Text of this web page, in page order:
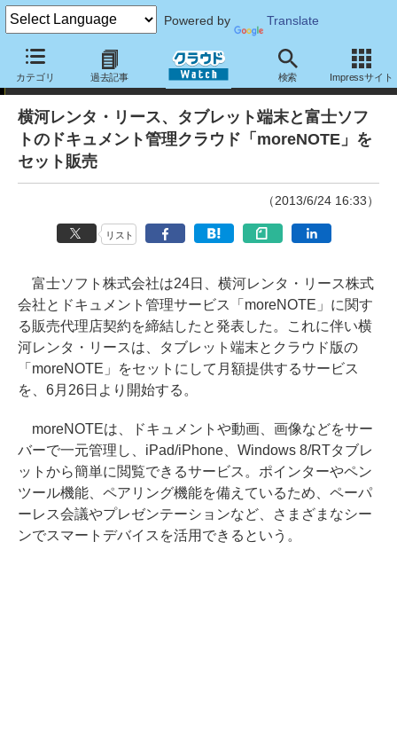
Powered by Translate
カテゴリ 過去記事 検索 Impressサイト
ニュース
横河レンタ・リース、タブレット端末と富士ソフ
トのドキュメント管理クラウド「moreNOTE」を
セット販売
（2013/6/24 16:33）
リスト
富士ソフト株式会社は24日、横河レンタ・リース株式
会社とドキュメント管理サービス「moreNOTE」に関す
る販売代理店契約を締結したと発表した。これに伴い横
河レンタ・リースは、タブレット端末とクラウド版の
「moreNOTE」をセットにして月額提供するサービス
を、6月26日より開始する。
moreNOTEは、ドキュメントや動画、画像などをサー
バーで一元管理し、iPad/iPhone、Windows 8/RTタブレ
ットから簡単に閲覧できるサービス。ポインターやペン
ツール機能、ペアリング機能を備えているため、ペーパ
ーレス会議やプレゼンテーションなど、さまざまなシー
ンでスマートデバイスを活用できるという。